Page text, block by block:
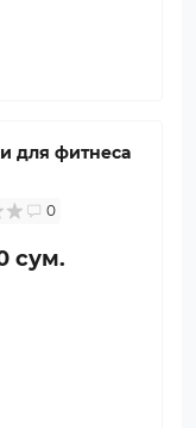
для фитнеса
0
сум.